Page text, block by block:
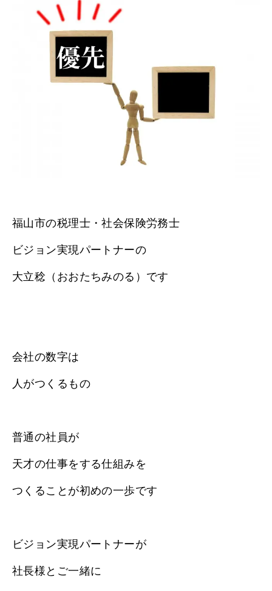
福山市の税理士・社会保険労務士
ビジョン実現パートナーの
大立稔（おおたちみのる）です
会社の数字は
人がつくるもの
普通の社員が
天才の仕事をする仕組みを
つくることが初めの一歩です
ビジョン実現パートナーが
社長様とご一緒に